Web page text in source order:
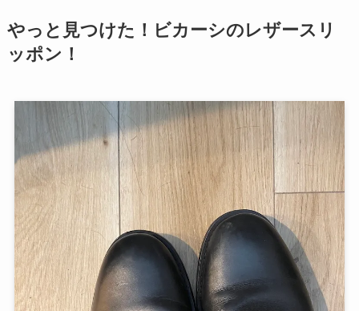
やっと見つけた！ビカーシのレザースリ
ッポン！